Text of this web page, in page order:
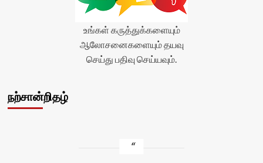
உங்கள் கருத்துக்களையும்
ஆலோசனைகளையும் தயவு
செய்து பதிவு செய்யவும்.
நற்சான்றிதழ்